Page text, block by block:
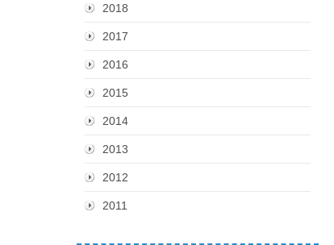
2018
2017
2016
2015
2014
2013
2012
2011